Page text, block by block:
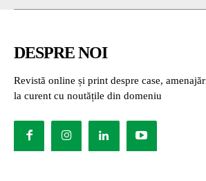
DESPRE NOI
Revistă online și print despre case,
la curent cu noutățile din domeniu